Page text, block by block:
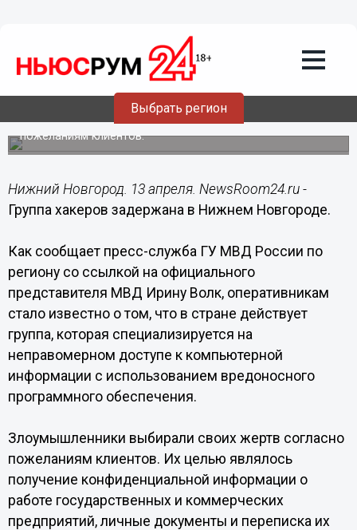
Выбрать регион
13.04.201722:45
Группа хакеров задержана в Нижнем
Новгороде
Злоумышленники выбирали своих жертв согласно
пожеланиям клиентов.
Нижний Новгород. 13 апреля. NewsRoom24.ru -
Группа хакеров задержана в Нижнем Новгороде.
Как сообщает пресс-служба ГУ МВД России по
региону со ссылкой на официального
представителя МВД Ирину Волк, оперативникам
стало известно о том, что в стране действует
группа, которая специализируется на
неправомерном доступе к компьютерной
информации с использованием вредоносного
программного обеспечения.
Злоумышленники выбирали своих жертв согласно
пожеланиям клиентов. Их целью являлось
получение конфиденциальной информации о
работе государственных и коммерческих
предприятий, личные документы и переписка их